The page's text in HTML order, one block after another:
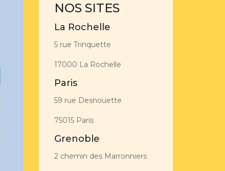
NOS SITES
La Rochelle
5 rue Trinquette
17000 La Rochelle
Paris
59 rue Desnouette
75015 Paris
Grenoble
2 chemin des Marronniers